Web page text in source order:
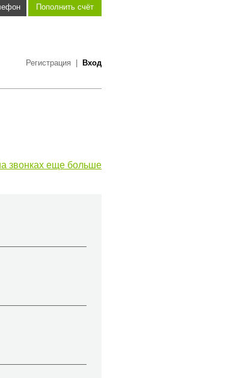
Пополнить счёт
Регистрация Вход
звонках еще больше